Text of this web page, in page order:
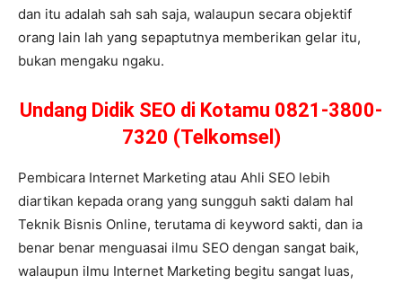
dan itu adalah sah sah saja, walaupun secara objektif
orang lain lah yang sepaptutnya memberikan gelar itu,
bukan mengaku ngaku.
Undang Didik SEO di Kotamu 0821-3800-
7320 (Telkomsel)
Pembicara Internet Marketing atau Ahli SEO lebih
diartikan kepada orang yang sungguh sakti dalam hal
Teknik Bisnis Online, terutama di keyword sakti, dan ia
benar benar menguasai ilmu SEO dengan sangat baik,
walaupun ilmu Internet Marketing begitu sangat luas,